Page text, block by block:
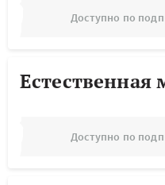
Доступно по
Естественная
Доступно по